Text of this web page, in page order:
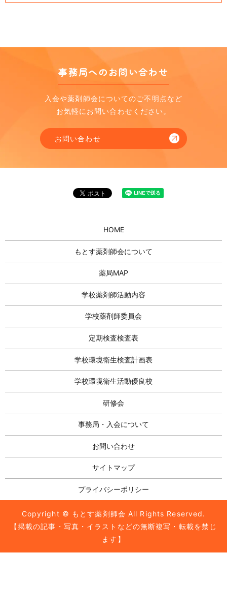
事務局へのお問い合わせ
入会や薬剤師会についてのご不明点など
お気軽にお問い合わせください。
お問い合わせ
HOME
もとす薬剤師会について
薬局MAP
学校薬剤師活動内容
学校薬剤師委員会
定期検査検査表
学校環境衛生検査計画表
学校環境衛生活動優良校
研修会
事務局・入会について
お問い合わせ
サイトマップ
プライバシーポリシー
Copyright © もとす薬剤師会 All Rights Reserved.
【掲載の記事・写真・イラストなどの無断複写・転載を禁じ
ます】